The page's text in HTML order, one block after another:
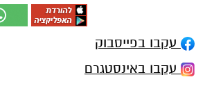
עקבו בפייסבוק
עקבו באינסטגרם